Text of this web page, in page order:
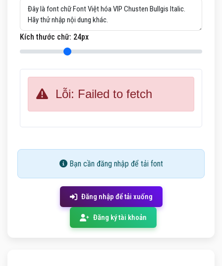
Kích thước chữ: 24px
Lỗi: Failed to fetch
Bạn cần đăng nhập để tải font
Đăng nhập để tải xuống
Đăng ký tài khoản